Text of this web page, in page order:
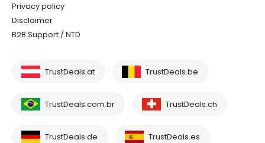
Privacy policy
Disclaimer
B2B Support / NTD
TrustDeals.at TrustDeals.be
TrustDeals.com.br TrustDeals.ch
TrustDeals.de TrustDeals.es